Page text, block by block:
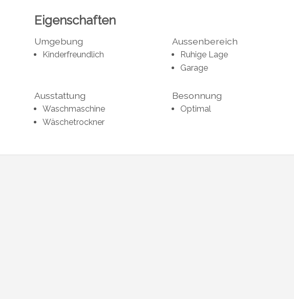
Eigenschaften
Umgebung
Kinderfreundlich
Aussenbereich
Ruhige Lage
Garage
Ausstattung
Waschmaschine
Wäschetrockner
Besonnung
Optimal